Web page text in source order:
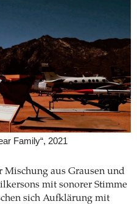
Family“, 2021
Mischung aus Grausen und
mit sonorer Stimme
sich Aufklärung mit